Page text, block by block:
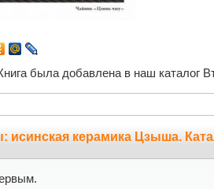
была добавлена в наш каталог
исинская керамика Цзыша.